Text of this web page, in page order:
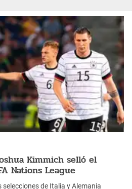
Kimmich selló el
Nations League
de Italia y Alemania